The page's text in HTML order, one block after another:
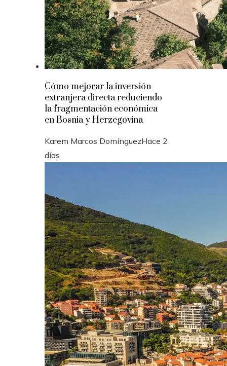
Cómo mejorar la inversión
extranjera directa reduciendo
la fragmentación económica
en Bosnia y Herzegovina
Karem Marcos DomínguezHace 2
días